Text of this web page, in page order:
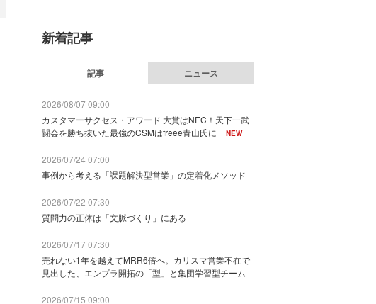
新着記事
記事 ニュース
2026/08/07 09:00
カスタマーサクセス・アワード 大賞はNEC！天下一武
闘会を勝ち抜いた最強のCSMはfreee青山氏に
NEW
2026/07/24 07:00
事例から考える「課題解決型営業」の定着化メソッド
2026/07/22 07:30
質問力の正体は「文脈づくり」にある
2026/07/17 07:30
売れない1年を越えてMRR6倍へ。カリスマ営業不在で
見出した、エンプラ開拓の「型」と集団学習型チーム
2026/07/15 09:00